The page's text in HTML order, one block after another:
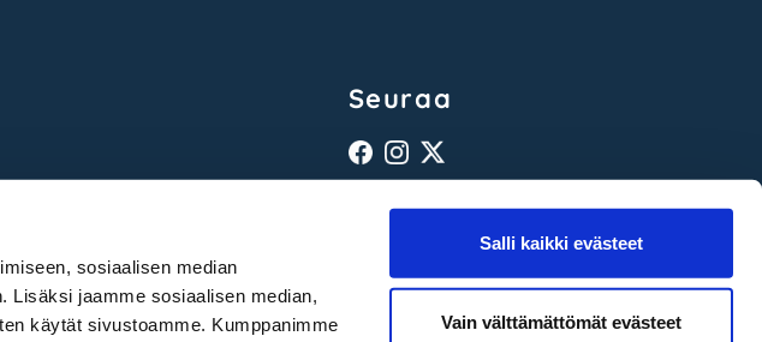
sosiaalisen median
Lisäksi jaamme sosiaalisen median,
käytät sivustoamme. Kumppanimme
Salli kaikki evästeet
Vain välttämättömät evästeet
Seuraa
Tietosuojaseloste |Evästeet